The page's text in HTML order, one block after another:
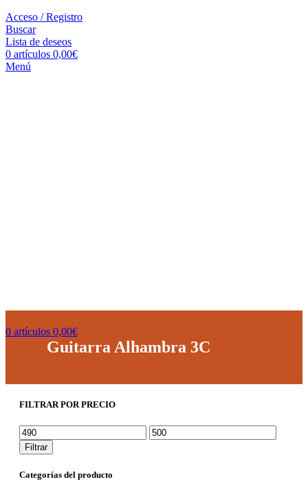
Acceso / Registro
Buscar
Lista de deseos
0 artículos 0,00€
Menú
0 artículos 0,00€
Guitarra Alhambra 3C
FILTRAR POR PRECIO
Precio
mínimo
Precio
máximo
Filtrar
Categorías del producto